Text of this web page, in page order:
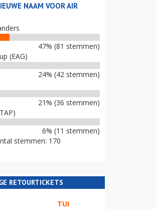
NAAM VOOR AIR
47% (81 stemmen)
(EAG)
24% (42 stemmen)
21% (36 stemmen)
6% (11 stemmen)
stemmen: 170
RETOURTICKETS
TUI